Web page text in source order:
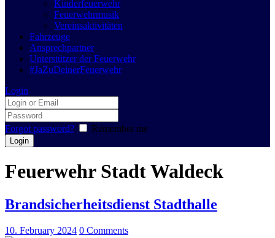
Kinderfeuerwehr
Feuerwehrmusik
Vereinsaktivitäten
Fahrzeuge
Ansprechpartner
Unterstützer der Feuerwehr
#JaZuDeinerFeuerwehr
Login
Forgot password? Remember me
Feuerwehr Stadt Waldeck
Brandsicherheitsdienst Stadthalle
10. February 2024 0 Comments